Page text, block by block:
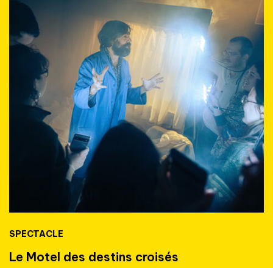
SPECTACLE
Le Motel des destins croisés